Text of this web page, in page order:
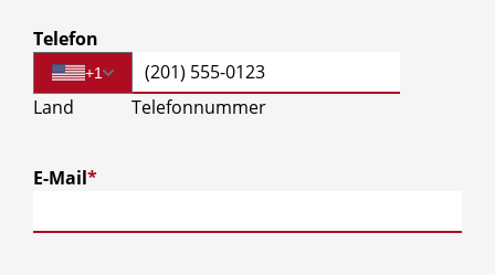
Telefon
+1
Land Telefonnummer
E-Mail*